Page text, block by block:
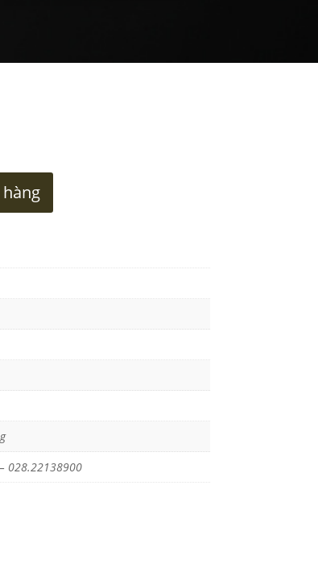
028.22138900